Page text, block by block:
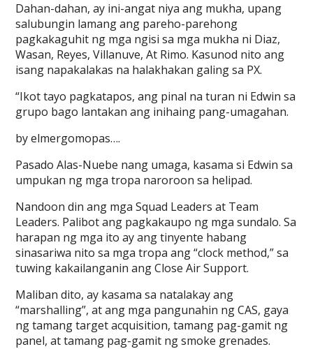
Dahan-dahan, ay ini-angat niya ang mukha, upang
salubungin lamang ang pareho-parehong
pagkakaguhit ng mga ngisi sa mga mukha ni Diaz,
Wasan, Reyes, Villanuve, At Rimo. Kasunod nito ang
isang napakalakas na halakhakan galing sa PX.
“Ikot tayo pagkatapos, ang pinal na turan ni Edwin sa
grupo bago lantakan ang inihaing pang-umagahan.
by elmergomopas….
Pasado Alas-Nuebe nang umaga, kasama si Edwin sa
umpukan ng mga tropa naroroon sa helipad.
Nandoon din ang mga Squad Leaders at Team
Leaders. Palibot ang pagkakaupo ng mga sundalo. Sa
harapan ng mga ito ay ang tinyente habang
sinasariwa nito sa mga tropa ang “clock method,” sa
tuwing kakailanganin ang Close Air Support.
Maliban dito, ay kasama sa natalakay ang
“marshalling”, at ang mga pangunahin ng CAS, gaya
ng tamang target acquisition, tamang pag-gamit ng
panel, at tamang pag-gamit ng smoke grenades.